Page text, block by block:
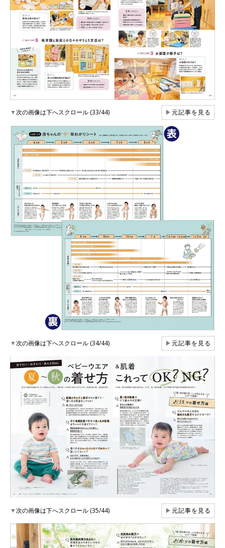
▼次の画像は下へスクロール (33/44) ▶元記事を見る
▼次の画像は下へスクロール (34/44) ▶元記事を見る
▼次の画像は下へスクロール (35/44) ▶元記事を見る